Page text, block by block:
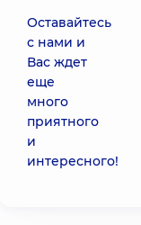
Оставайтесь
с нами и
Вас ждет
еще
много
приятного
и
интересного!